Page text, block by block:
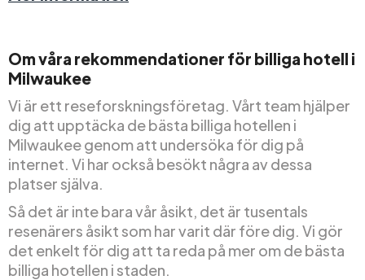
Om våra rekommendationer för billiga hotell i
Milwaukee
Vi är ett reseforskningsföretag. Vårt team hjälper
dig att upptäcka de bästa billiga hotellen i
Milwaukee genom att undersöka för dig på
internet. Vi har också besökt några av dessa
platser själva.
Så det är inte bara vår åsikt, det är tusentals
resenärers åsikt som har varit där före dig. Vi gör
det enkelt för dig att ta reda på mer om de bästa
billiga hotellen i staden.